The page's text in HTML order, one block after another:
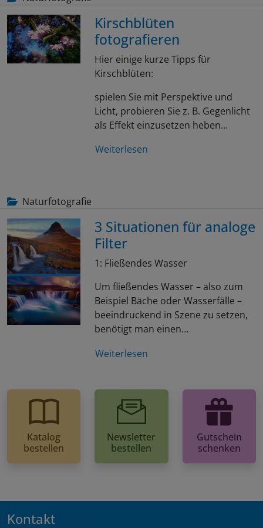
Kirschblüten
fotografieren
Hier einige kurze Tipps für
Kirschblüten:
spielen Sie mit Perspektive und
Licht, probieren Sie z. B. Gegenlicht
als Effekt einzusetzen heben…
Weiterlesen
Naturfotografie
3 Situationen für analoge
Filter
1: Fließendes Wasser
Um fließendes Wasser – also zum
Beispiel Bäche oder Wasserfälle –
beeindruckend in Szene zu setzen,
benötigt man einen…
Weiterlesen
Katalog
bestellen
Newsletter
bestellen
Gutschein
schenken
Kontakt